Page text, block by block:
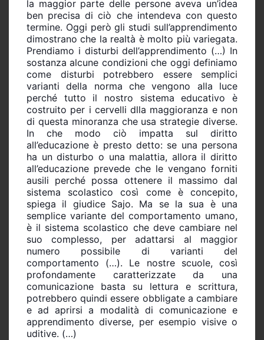
la maggior parte delle persone aveva un’idea
ben precisa di ciò che intendeva con questo
termine. Oggi però gli studi sull’apprendimento
dimostrano che la realtà è molto più variegata.
Prendiamo i disturbi dell’apprendimento (…) In
sostanza alcune condizioni che oggi definiamo
come disturbi potrebbero essere semplici
varianti della norma che vengono alla luce
perché tutto il nostro sistema educativo è
costruito per i cervelli dlla maggioranza e non
di questa minoranza che usa strategie diverse.
In che modo ciò impatta sul diritto
all’educazione è presto detto: se una persona
ha un disturbo o una malattia, allora il diritto
all’educazione prevede che le vengano forniti
ausili perché possa ottenere il massimo dal
sistema scolastico così come è concepito,
spiega il giudice Sajo. Ma se la sua è una
semplice variante del comportamento umano,
è il sistema scolastico che deve cambiare nel
suo complesso, per adattarsi al maggior
numero possibile di varianti del
comportamento (…). Le nostre scuole, così
profondamente caratterizzate da una
comunicazione basta su lettura e scrittura,
potrebbero quindi essere obbligate a cambiare
e ad aprirsi a modalità di comunicazione e
apprendimento diverse, per esempio visive o
uditive. (…)